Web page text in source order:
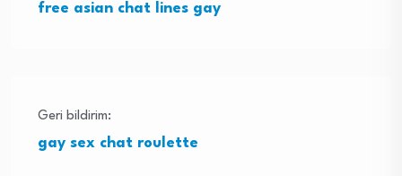
free asian chat lines gay
Geri bildirim:
gay sex chat roulette